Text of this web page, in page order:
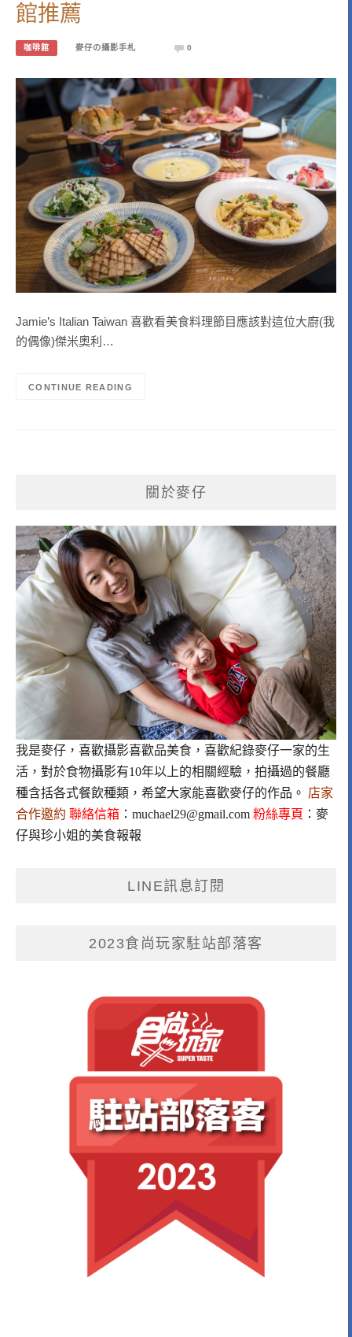
館推薦
咖啡館 麥仔の攝影手札 0
Jamie’s Italian Taiwan 喜歡看美食料理節目應該對這位大廚(我
的偶像)傑米奧利…
CONTINUE READING
關於麥仔
我是麥仔，喜歡攝影喜歡品美食，喜歡紀錄麥仔一家的生
活，對於食物攝影有10年以上的相關經驗，拍攝過的餐廳
種含括各式餐飲種類，希望大家能喜歡麥仔的作品。 店家
合作邀約 聯絡信箱 ： muchael29@gmail.com 粉絲專頁 ： 麥
仔與珍小姐的美食報報
LINE訊息訂閱
2023食尚玩家駐站部落客